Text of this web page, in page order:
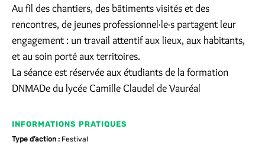
Au fil des chantiers, des bâtiments visités et des
rencontres, de jeunes professionnel·le·s partagent leur
engagement : un travail attentif aux lieux, aux habitants,
et au soin porté aux territoires.
La séance est réservée aux étudiants de la formation
DNMADe du lycée Camille Claudel de Vauréal
INFORMATIONS PRATIQUES
Type d’action : Festival